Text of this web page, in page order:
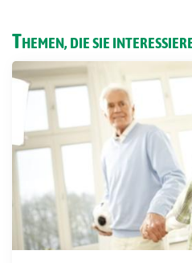
THEMEN, DIE SIE